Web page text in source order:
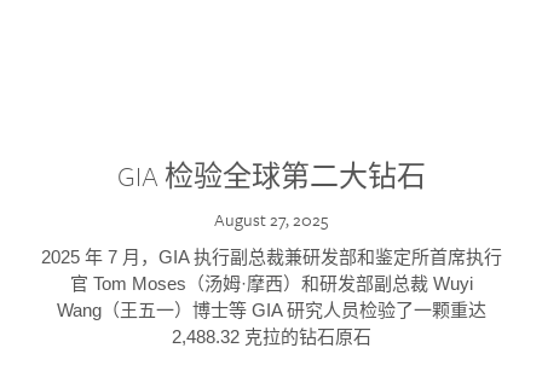
GIA 检验全球第二大钻石
August 27, 2025
2025 年 7 月，GIA 执行副总裁兼研发部和鉴定所首席执行
官 Tom Moses（汤姆·摩西）和研发部副总裁 Wuyi
Wang（王五一）博士等 GIA 研究人员检验了一颗重达
2,488.32 克拉的钻石原石